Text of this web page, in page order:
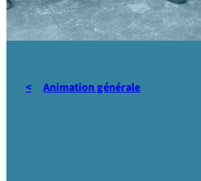
Animation générale